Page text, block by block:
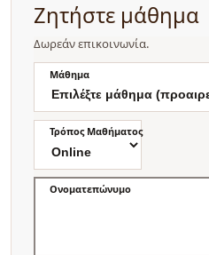
Ζητήστε μάθημα
Δωρεάν επικοινωνία.
Μάθημα
Τρόπος Μαθήματος
Ονοματεπώνυμο